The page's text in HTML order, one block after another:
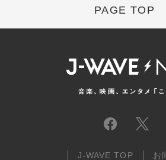
PAGE TOP
J-WAVE TOP お